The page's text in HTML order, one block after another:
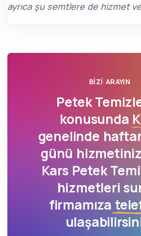
ayrıca şu semtlere de hizmet
BIZI ARAYIN
Petek
konusunda
genelinde
günü
Kars Petek
hizmetleri
firmamıza